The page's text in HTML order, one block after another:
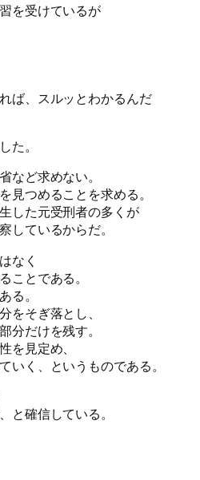
を受けているが
ば、スルッとわかるんだ
た。
など求めない。
見つめることを求める。
した元受刑者の多くが
しているからだ。
なく
ことである。
る。
をそぎ落とし、
分だけを残す。
を見定め、
いく、というものである。
と確信している。